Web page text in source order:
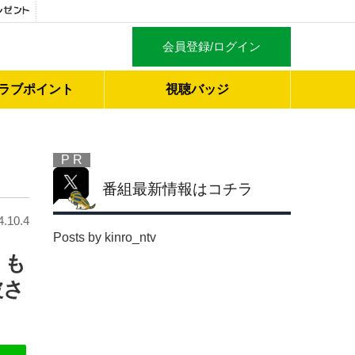
会員登録/ログイン
ブポイント 視聴バッジ
P R
番組最新情報はコチラ
Posts by kinro_ntv